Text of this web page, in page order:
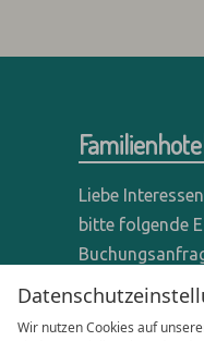
Wir nutzen Cookies auf
Liebe
bitte folgende
verwenden -
Anfragen